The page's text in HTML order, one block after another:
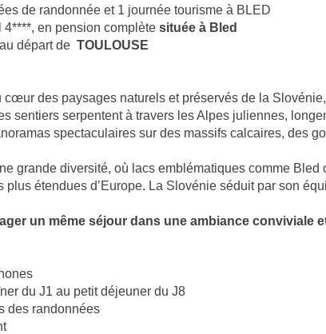
de randonnée et 1 journée tourisme à BLED
4****, en pension complète située à Bled
départ de TOULOUSE
cœur des paysages naturels et préservés de la
sentiers serpentent à travers les Alpes juliennes,
spectaculaires sur des massifs calcaires, des
grande diversité, où lacs emblématiques comme
étendues d’Europe. La Slovénie séduit par son
un même séjour dans une ambiance conviviale
du J1 au petit déjeuner du J8
des randonnées